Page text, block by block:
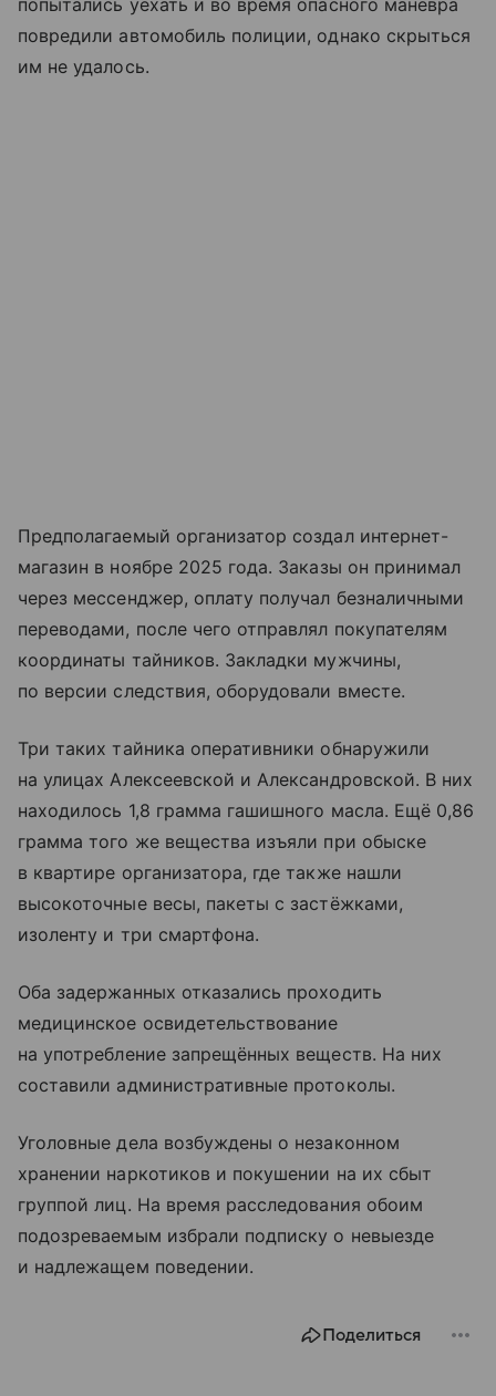
попытались уехать и во время опасного манёвра
повредили автомобиль полиции, однако скрыться
им не удалось.
Предполагаемый организатор создал интернет-
магазин в ноябре 2025 года. Заказы он принимал
через мессенджер, оплату получал безналичными
переводами, после чего отправлял покупателям
координаты тайников. Закладки мужчины,
по версии следствия, оборудовали вместе.
Три таких тайника оперативники обнаружили
на улицах Алексеевской и Александровской. В них
находилось 1,8 грамма гашишного масла. Ещё 0,86
грамма того же вещества изъяли при обыске
в квартире организатора, где также нашли
высокоточные весы, пакеты с застёжками,
изоленту и три смартфона.
Оба задержанных отказались проходить
медицинское освидетельствование
на употребление запрещённых веществ. На них
составили административные протоколы.
Уголовные дела возбуждены о незаконном
хранении наркотиков и покушении на их сбыт
группой лиц. На время расследования обоим
подозреваемым избрали подписку о невыезде
и надлежащем поведении.
Поделиться